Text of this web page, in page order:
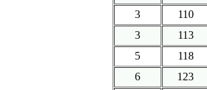
3
110
3
113
5
118
6
123